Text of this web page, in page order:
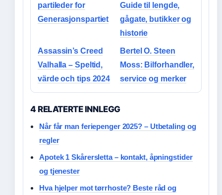
partileder for
Generasjonspartiet
Guide til lengde,
gågate, butikker og
historie
Assassin’s Creed
Valhalla – Speltid,
värde och tips 2024
Bertel O. Steen
Moss: Bilforhandler,
service og merker
4 RELATERTE INNLEGG
Når får man feriepenger 2025? – Utbetaling og
regler
Apotek 1 Skårersletta – kontakt, åpningstider
og tjenester
Hva hjelper mot tørrhoste? Beste råd og